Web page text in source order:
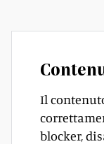
Il
blocker,